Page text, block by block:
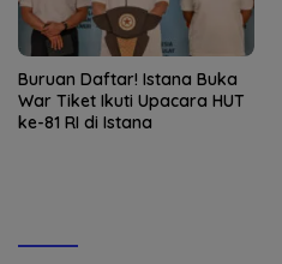
Buruan Daftar! Istana Buka
War Tiket Ikuti Upacara HUT
ke-81 RI di Istana